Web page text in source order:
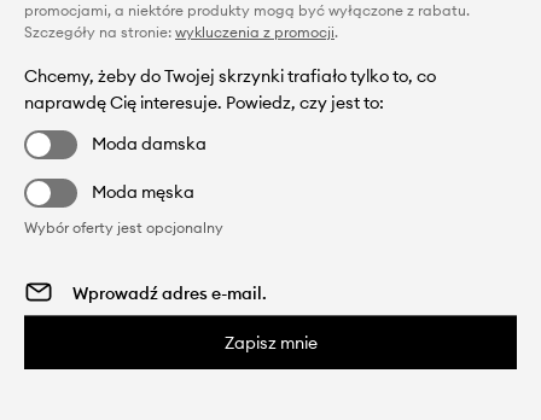
promocjami, a niektóre produkty mogą być wyłączone z rabatu.
Szczegóły na stronie: wykluczenia z promocji.
Chcemy, żeby do Twojej skrzynki trafiało tylko to, co
naprawdę Cię interesuje. Powiedz, czy jest to:
Moda damska
Moda męska
Wybór oferty jest opcjonalny
Zapisz mnie